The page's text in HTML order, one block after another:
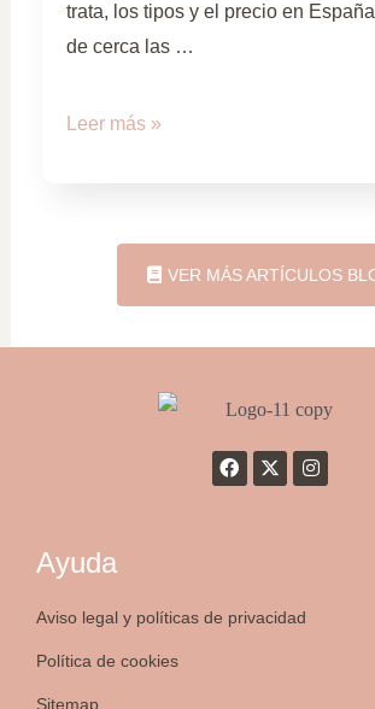
trata, los tipos y el precio en
de cerca las …
Leer más »
VER MÁS ARTÍCULOS
Ayuda
Aviso legal y políticas de privacidad
Política de cookies
Sitemap